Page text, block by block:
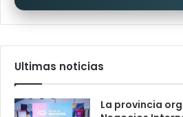
Ultimas noticias
La provincia